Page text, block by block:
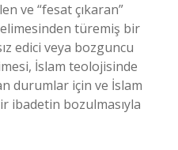
ve “fesat çıkaran”
türemiş bir
edici veya bozguncu
İslam teolojisinde
durumlar için ve İslam
ibadetin bozulmasıyla